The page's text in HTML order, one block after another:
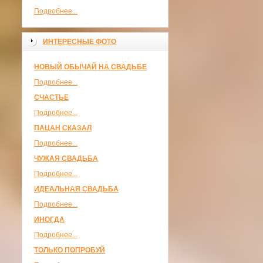
Подробнее...
ИНТЕРЕСНЫЕ ФОТО
НОВЫЙ ОБЫЧАЙ НА СВАДЬБЕ
Подробнее...
СЧАСТЬЕ
Подробнее...
ПАЦАН СКАЗАЛ
Подробнее...
ЧУЖАЯ СВАДЬБА
Подробнее...
ИДЕАЛЬНАЯ СВАДЬБА
Подробнее...
ИНОГДА
Подробнее...
ТОЛЬКО ПОПРОБУЙ